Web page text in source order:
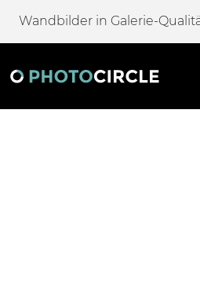
Wandbilder in Galerie-